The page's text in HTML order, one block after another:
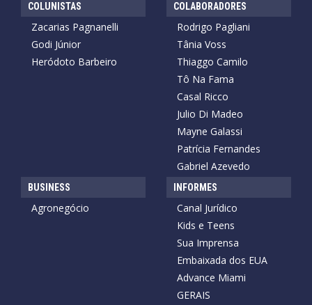
COLUNISTAS
Zacarias Pagnanelli
Godi Júnior
Heródoto Barbeiro
COLABORADORES
Rodrigo Pagliani
Tânia Voss
Thiaggo Camilo
Tô Na Fama
Casal Ricco
Julio Di Madeo
Mayne Galassi
Patrícia Fernandes
Gabriel Azevedo
BUSINESS
Agronegócio
INFORMES
Canal Jurídico
Kids e Teens
Sua Imprensa
Embaixada dos EUA
Advance Miami
GERAIS